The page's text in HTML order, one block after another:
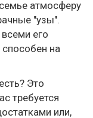
атмосферу
"узы".
его
на
Это
требуется
или,